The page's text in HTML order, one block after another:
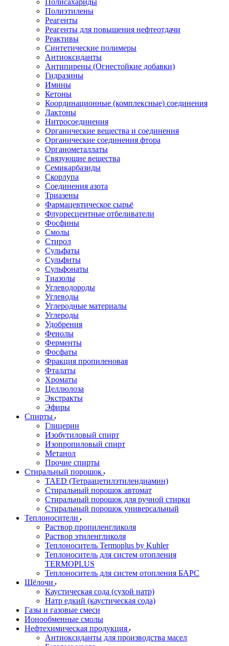
Полисахариды
Полиэтилены
Реагенты
Реагенты для повышения нефтеотдачи
Реактивы
Синтетические полимеры
Антиоксиданты
Антипирены (Огнестойкие добавки)
Гидразины
Имины
Кетоны
Координационные (комплексные) соединения
Лактоны
Нитросоединения
Органические вещества и соединения
Органические соединения фтора
Органометаллаты
Связующие вещества
Семикарбазиды
Скорлупа
Соединения азота
Триазены
Фармацевтическое сырьё
Флуоресцентные отбеливатели
Фосфины
Смолы
Стирол
Сульфаты
Сульфиты
Сульфонаты
Тиазолы
Углеводороды
Углеводы
Углеродные материалы
Углероды
Удобрения
Фенолы
Ферменты
Фосфаты
Фракция пропиленовая
Фталаты
Хроматы
Целлюлоза
Экстракты
Эфиры
Спирты
Глицерин
Изобутиловый спирт
Изопропиловый спирт
Метанол
Прочие спирты
Стиральный порошок
TAED (Тетраацетилэтилендиамин)
Стиральный порошок автомат
Стиральный порошок для ручной стирки
Стиральный порошок универсальный
Теплоносители
Раствор пропиленгликоля
Раствор этиленгликоля
Теплоноситель Termoplus by Kuhler
Теплоноситель для систем отопления
TERMOPLUS
Теплоноситель для систем отопления БАРС
Щёлочи
Каустическая сода (сухой натр)
Натр едкий (каустическая сода)
Газы и газовые смеси
Ионообменные смолы
Нефтехимическая продукция
Антиоксиданты для производства масел